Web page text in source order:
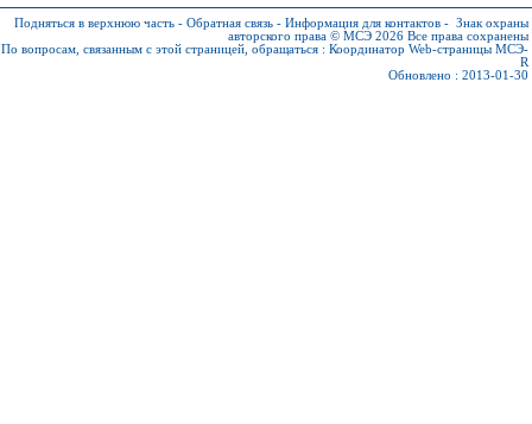
Подняться в верхнюю часть - Обратная связь - Информация для контактов - Знак охраны
авторского права © МСЭ 2026 Все права сохранены
По вопросам, связанным с этой страницей, обращаться : Координатор Web-страницы МСЭ-
R
Обновлено : 2013-01-30